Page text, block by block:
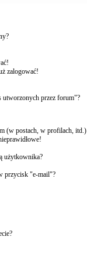
zalogować!
przez forum"?
(w postach, w profilach, itd.)
użytkownika?
przycisk "e-mail"?